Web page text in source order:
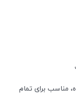
مناسب برای تمام